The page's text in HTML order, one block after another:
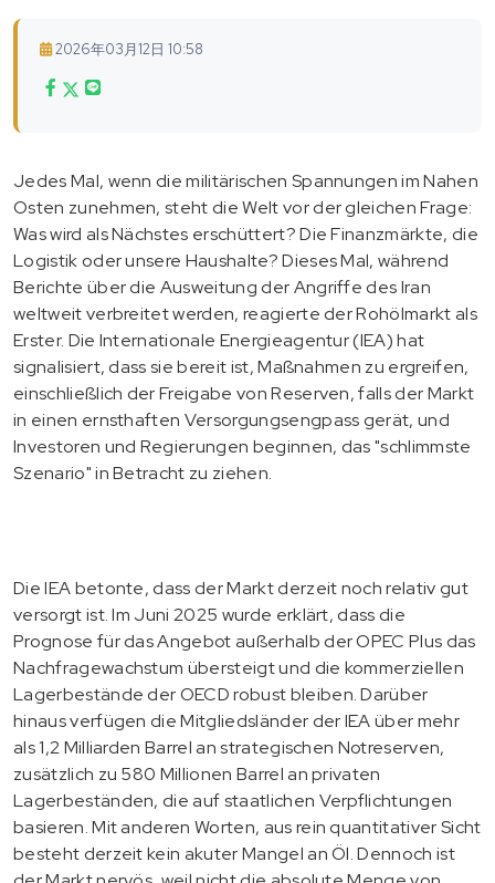
2026年03月12日 10:58
Jedes Mal, wenn die militärischen Spannungen im Nahen
Osten zunehmen, steht die Welt vor der gleichen Frage:
Was wird als Nächstes erschüttert? Die Finanzmärkte, die
Logistik oder unsere Haushalte? Dieses Mal, während
Berichte über die Ausweitung der Angriffe des Iran
weltweit verbreitet werden, reagierte der Rohölmarkt als
Erster. Die Internationale Energieagentur (IEA) hat
signalisiert, dass sie bereit ist, Maßnahmen zu ergreifen,
einschließlich der Freigabe von Reserven, falls der Markt
in einen ernsthaften Versorgungsengpass gerät, und
Investoren und Regierungen beginnen, das "schlimmste
Szenario" in Betracht zu ziehen.
Die IEA betonte, dass der Markt derzeit noch relativ gut
versorgt ist. Im Juni 2025 wurde erklärt, dass die
Prognose für das Angebot außerhalb der OPEC Plus das
Nachfragewachstum übersteigt und die kommerziellen
Lagerbestände der OECD robust bleiben. Darüber
hinaus verfügen die Mitgliedsländer der IEA über mehr
als 1,2 Milliarden Barrel an strategischen Notreserven,
zusätzlich zu 580 Millionen Barrel an privaten
Lagerbeständen, die auf staatlichen Verpflichtungen
basieren. Mit anderen Worten, aus rein quantitativer Sicht
besteht derzeit kein akuter Mangel an Öl. Dennoch ist